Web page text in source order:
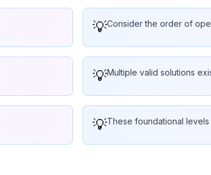
💡Consider the order of
💡Multiple valid solutions
💡These foundational